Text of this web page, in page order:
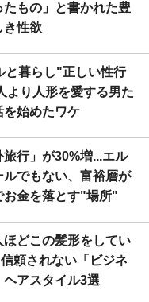
もの」と書かれた豊
き性欲
と暮らし"正しい性行
より人形を愛する男た
を始めたワケ
旅行」が30%増...エル
ルでもない、富裕層が
お金を落とす"場所"
どこの髪形をしてい
頼されない「ビジネ
ヘアスタイル3選